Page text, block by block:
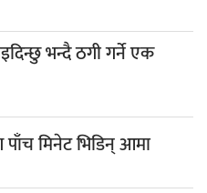
भन्दै ठगी गर्ने एक
मिनेट भिडिन् आमा